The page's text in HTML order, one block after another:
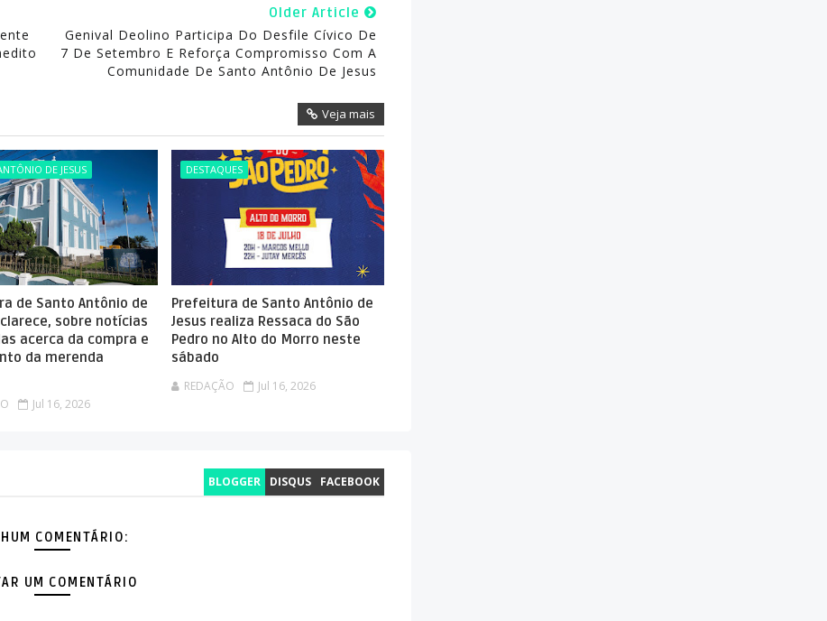
Older Article
Genival Deolino Participa Do Desfile Cívico De
7 De Setembro E Reforça Compromisso Com A
Comunidade De Santo Antônio De Jesus
Veja mais
DE JESUS
de Santo Antônio de
sobre notícias
acerca da compra e
da merenda
Jul 16, 2026
DESTAQUES
Prefeitura de Santo Antônio de
Jesus realiza Ressaca do São
Pedro no Alto do Morro neste
sábado
REDAÇÃO Jul 16, 2026
BLOGGER DISQUS FACEBOOK
COMENTÁRIO:
UM COMENTÁRIO